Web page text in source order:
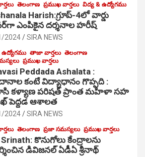
తెలంగాణ ప్రముఖ వార్తలు విద్య & ఉద్యోగము
Harish:గ్రూప్-4లో వార్డు
ఎంపికైన దర్శనాల హరీష్
2024 SIRA NEWS
ఉద్యోగము తాజా వార్తలు తెలంగాణ
ప్రముఖ వార్తలు
Peddada Ashalata :
కంటే విద్యాధానం గొప్పది :
కళ్యాణ పరిషత్ ప్రాంత మహిళా సహ
పెద్దడ ఆశాలత
2024 SIRA NEWS
తెలంగాణ ప్రజా సమస్యలు ప్రముఖ వార్తలు
Srinath: కొనుగోలు కేంద్రాల‌ను
డివిజనల్ ఏడీఏ శ్రీనాథ్